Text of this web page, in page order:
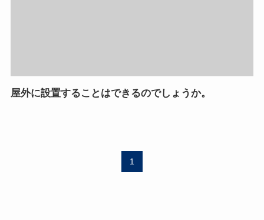
屋外に設置することはできるのでしょうか。
1